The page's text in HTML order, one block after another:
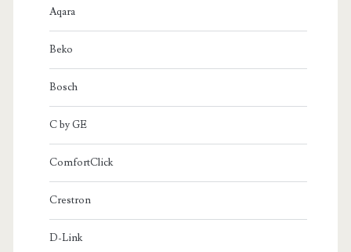
Aqara
Beko
Bosch
C by GE
ComfortClick
Crestron
D-Link